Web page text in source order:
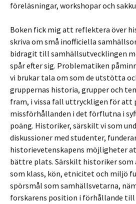
föreläsningar, workshopar och
Boken fick mig att reflektera över
skriva om små inofficiella
bidragit till samhällsutvecklingen
spår efter sig. Problematiken
vi brukar tala om som de utstötta
gruppernas historia, grupper och
fram, i vissa fall uttryckligen för att
missförhållanden i det förflutna i
poäng. Historiker, särskilt vi som
diskussioner med studenter,
historievetenskapens möjligheter
bättre plats. Särskilt historiker som
som klass, kön, etnicitet och miljö
spörsmål som samhällsvetarna,
forskarens position i förhållande till